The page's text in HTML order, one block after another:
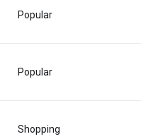
Popular
Popular
Shopping